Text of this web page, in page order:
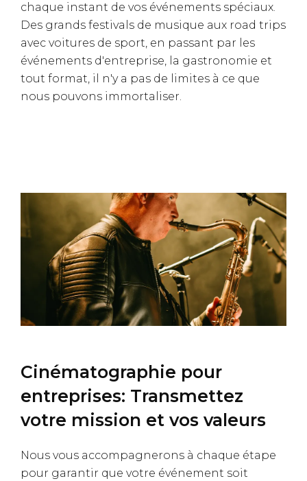
chaque instant de vos événements spéciaux.
Des grands festivals de musique aux road trips
avec voitures de sport, en passant par les
événements d'entreprise, la gastronomie et
tout format, il n'y a pas de limites à ce que
nous pouvons immortaliser.
Cinématographie pour
entreprises: Transmettez
votre mission et vos valeurs
Nous vous accompagnerons à chaque étape
pour garantir que votre événement soit